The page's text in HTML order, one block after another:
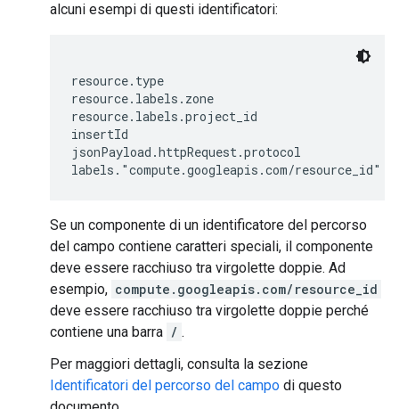
alcuni esempi di questi identificatori:
resource.type
resource.labels.zone
resource.labels.project_id
insertId
jsonPayload.httpRequest.protocol
Se un componente di un identificatore del percorso
del campo contiene caratteri speciali, il componente
deve essere racchiuso tra virgolette doppie. Ad
esempio, compute.googleapis.com/resource_id
deve essere racchiuso tra virgolette doppie perché
contiene una barra / .
Per maggiori dettagli, consulta la sezione
Identificatori del percorso del campo di questo